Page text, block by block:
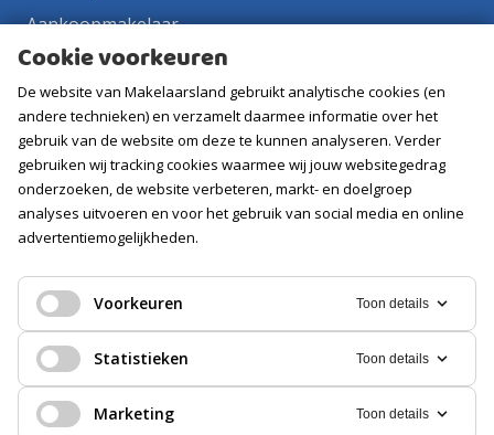
Aankoopmakelaar
Contact
Vacatures
Volg ons
Cookie voorkeuren
De website van Makelaarsland gebruikt analytische cookies (en
andere technieken) en verzamelt daarmee informatie over het
gebruik van de website om deze te kunnen analyseren. Verder
gebruiken wij tracking cookies waarmee wij jouw websitegedrag
onderzoeken, de website verbeteren, markt- en doelgroep
analyses uitvoeren en voor het gebruik van social media en online
advertentiemogelijkheden.
Voorkeuren Toon details
Statistieken Toon details
Marketing Toon details